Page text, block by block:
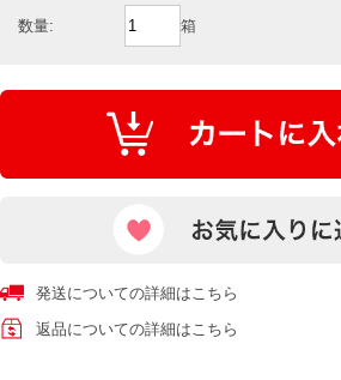
数量: 箱
発送についての詳細はこちら
返品についての詳細はこちら